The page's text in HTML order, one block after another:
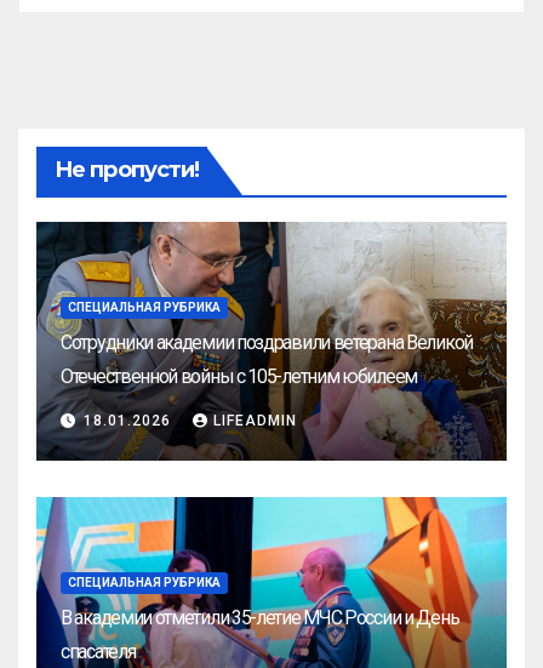
Не пропусти!
СПЕЦИАЛЬНАЯ РУБРИКА
Сотрудники академии поздравили ветерана Великой
Отечественной войны с 105-летним юбилеем
18.01.2026 LIFEADMIN
СПЕЦИАЛЬНАЯ РУБРИКА
В академии отметили 35-летие МЧС России и День
спасателя